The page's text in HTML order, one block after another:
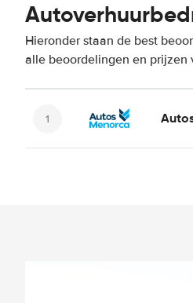
Hieronder staan de best
alle beoordelingen en prijzen